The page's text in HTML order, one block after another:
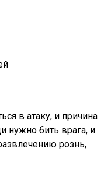
в атаку, и причина
нужно бить врага, и
рознь,